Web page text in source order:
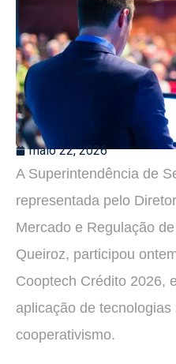
maio 22, 2026
A Superintendência de
representada pelo
Mercado e Regulação
Queiroz, participou
Cooptech Crédito 2026,
aplicação de tecnologias
cooperativismo.